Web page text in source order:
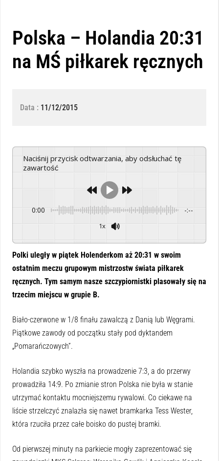
Polska – Holandia 20:31
na MŚ piłkarek ręcznych
Data : 11/12/2015
Naciśnij przycisk odtwarzania, aby odsłuchać tę
zawartość
0:00 -:--
1x
Polki uległy w piątek Holenderkom aż 20:31 w swoim
ostatnim meczu grupowym mistrzostw świata piłkarek
ręcznych. Tym samym nasze szczypiornistki plasowały się na
trzecim miejscu w grupie B.
Biało-czerwone w 1/8 finału zawalczą z Danią lub Węgrami.
Piątkowe zawody od początku stały pod dyktandem
„Pomarańczowych”.
Holandia szybko wyszła na prowadzenie 7:3, a do przerwy
prowadziła 14:9. Po zmianie stron Polska nie była w stanie
utrzymać kontaktu mocniejszemu rywalowi. Co ciekawe na
liście strzelczyć znalazła się nawet bramkarka Tess Wester,
która rzuciła przez całe boisko do pustej bramki.
Od pierwszej minuty na parkiecie mogły zaprezentować się